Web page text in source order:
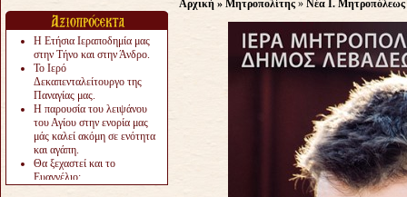
Η Ετήσια Ιεραποδημία μας
στην Τήνο και στην Άνδρο.
Το Ιερό
Δεκαπενταλείτουργο της
Παναγίας μας.
Η παρουσία του λειψάνου
του Αγίου στην ενορία μας
μάς καλεί ακόμη σε ενότητα
και αγάπη.
Θα ξεχαστεί και το
Ευαγγέλιο;
Αρχική » Μητροπολίτης » Νέα Ι. Μητροπόλεως